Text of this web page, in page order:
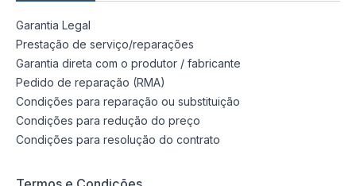
Garantia Legal
Prestação de serviço/reparações
Garantia direta com o produtor / fabricante
Pedido de reparação (RMA)
Condições para reparação ou substituição
Condições para redução do preço
Condições para resolução do contrato